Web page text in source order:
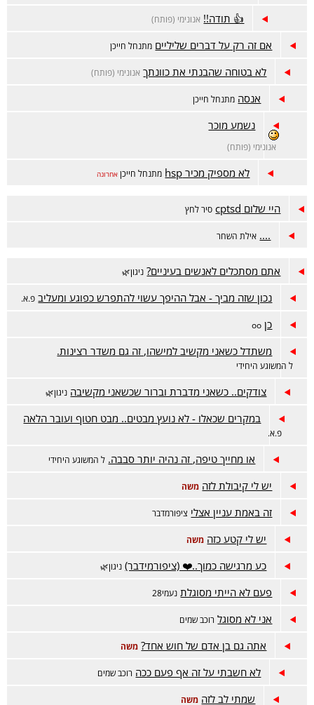
👍 תודה!! אנונימי (פותח)
אם זה רק על דברים שליליים מתנחל חייכן
לא בטוחה שהבנתי את כוונתך אנונימי (פותח)
אנסה מתנחל חייכן
נשמע מוכר
אנונימי (פותח)
לא מספיק מכיר hsp מתנחל חייכן אחרונה
היי שלום cptsd סיר לחץ
.... אילת השחר
אתם מסתכלים לאנשים בעיניים? ניגון🌿
נכון שזה מביך - אבל ההיפך עשוי להתפרש כפוגע ומעליב פ.א.
כן oo
משתדל כשאני מקשיב למישהו, זה גם משדר רצינות.
ל המשוגע היחידי
צודקים.. כשאני מדברת וברור שכשאני מקשיבה ניגון🌿
במקרים שכאלו - לא נועץ מבטים.. מבט חטוף ועובר הלאה
פ.א.
או מחייך טיפה, זה נהיה יותר סבבה. ל המשוגע היחידי
יש לי קיבולת לזה משה
זה באמת עניין אצלי ציפורמדבר
יש לי קטע כזה משה
כע מרגישה כמוך..❤️ (ציפורמידבר) ניגון🌿
פעם לא הייתי מסוגלת נעמי28
אני לא מסוגל רוכב שמים
אתה גם בן אדם של חוש אחד? משה
לא חשבתי על זה אף פעם ככה רוכב שמים
שמתי לב לזה משה